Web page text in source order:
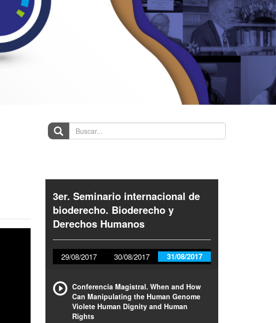
Buscar...
3er. Seminario internacional de
bioderecho. Bioderecho y
Derechos Humanos
29/08/2017 30/08/2017 31/08/2017
Conferencia Magistral. When and How
Can Manipulating the Human Genome
Violete Human Dignity and Human
Rights